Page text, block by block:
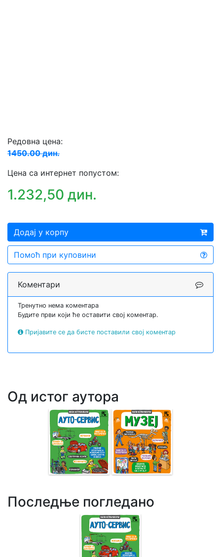
Редовна цена:
1450.00 дин.
Цена са интернет попустом:
1.232,50 дин.
Додај у корпу
Помоћ при куповини
Коментари
Тренутно нема коментара
Будите први који ће оставити свој коментар.
Пријавите се да бисте поставили свој коментар
Од истог аутора
Последње погледано